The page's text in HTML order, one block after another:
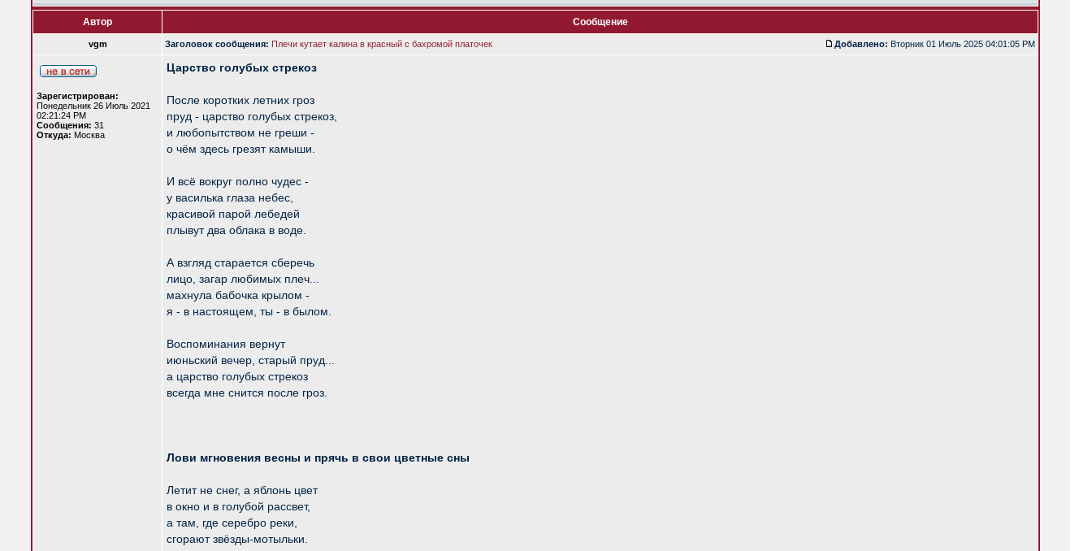
Автор Сообщение
vgm Заголовок сообщения: Плечи кутает калина в красный с бахромой платочек Добавлено: Вторник 01 Июль 2025 04:01:05 PM
Зарегистрирован:
Понедельник 26 Июль 2021
02:21:24 PM
Сообщения: 31
Откуда: Москва
Царство голубых стрекоз
После коротких летних гроз
пруд - царство голубых стрекоз,
и любопытством не греши -
о чём здесь грезят камыши.
И всё вокруг полно чудес -
у василька глаза небес,
красивой парой лебедей
плывут два облака в воде.
А взгляд старается сберечь
лицо, загар любимых плеч...
махнула бабочка крылом -
я - в настоящем, ты - в былом.
Воспоминания вернут
июньский вечер, старый пруд...
а царство голубых стрекоз
всегда мне снится после гроз.
Лови мгновения весны и прячь в свои цветные сны
Летит не снег, а яблонь цвет
в окно и в голубой рассвет,
а там, где серебро реки,
сгорают звёзды-мотыльки.